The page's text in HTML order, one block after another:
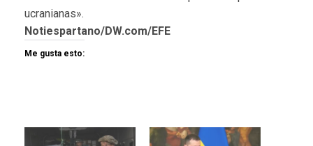
ucranianas».
Notiespartano/DW.com/EFE
Me gusta esto: